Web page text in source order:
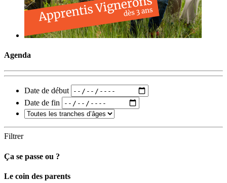
Agenda
Date de début
Date de fin
Filtrer
Ça se passe ou ?
Carto
Le coin des parents